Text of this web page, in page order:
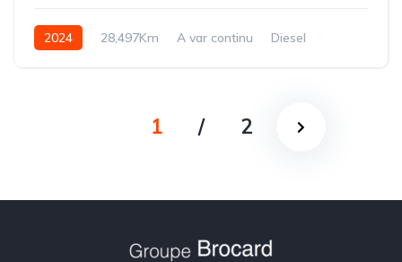
2024 28,497Km A var continu Diesel
1 / 2